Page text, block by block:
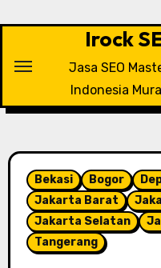
Irock
Jasa SEO
Indonesia
Bekasi Bogor
Jakarta Barat
Jakarta Selatan
Tangerang